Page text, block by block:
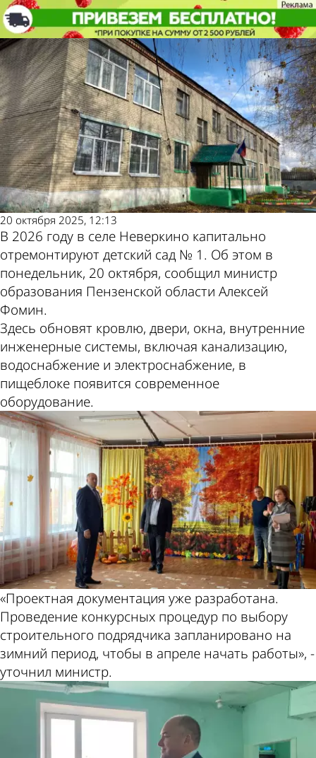
В селе Неверкино готовятся к
капремонту детского сада № 1
Общество
20 октября 2025, 12:13
В 2026 году в селе Неверкино капитально
отремонтируют детский сад № 1. Об этом в
понедельник, 20 октября, сообщил министр
образования Пензенской области Алексей
Фомин.
Здесь обновят кровлю, двери, окна, внутренние
инженерные системы, включая канализацию,
водоснабжение и электроснабжение, в
пищеблоке появится современное
оборудование.
«Проектная документация уже разработана.
Проведение конкурсных процедур по выбору
строительного подрядчика запланировано на
зимний период, чтобы в апреле начать работы», -
уточнил министр.
В селе Неверкино готовятся к
капремонту детского сада № 1
Общество
Другие
новости по
теме
Погода и
курсы валют в
Пензе